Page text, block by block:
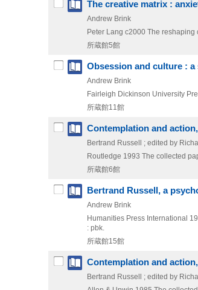
The creative matrix :
Andrew Brink
Peter Lang c2000 The reshaping
所蔵館5館
Obsession and culture :
Andrew Brink
Fairleigh Dickinson University
所蔵館11館
Contemplation and action,
Bertrand Russell ; edited by
Routledge 1993 The collected
所蔵館6館
Bertrand Russell, a
Andrew Brink
Humanities Press International
: pbk.
所蔵館15館
Contemplation and action,
Bertrand Russell ; edited by